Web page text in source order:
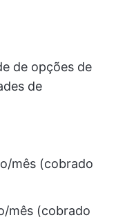
de opções de
de
mês (cobrado
mês (cobrado